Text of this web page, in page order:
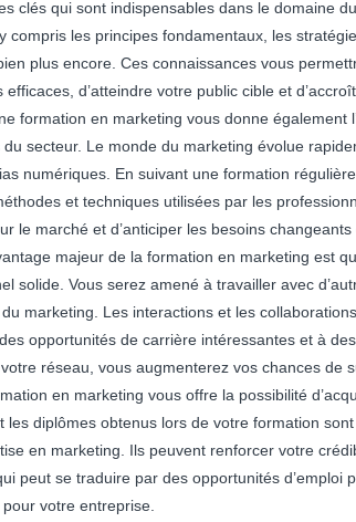
clés qui sont indispensables dans le domaine
compris les principes fondamentaux, les
plus encore. Ces connaissances vous
efficaces, d’atteindre votre public cible et
formation en marketing vous donne également
du secteur. Le monde du marketing évolue
numériques. En suivant une formation
et techniques utilisées par les
le marché et d’anticiper les besoins changeants
majeur de la formation en marketing est
solide. Vous serez amené à travailler avec
marketing. Les interactions et les
opportunités de carrière intéressantes et à
réseau, vous augmenterez vos chances de
en marketing vous offre la possibilité
les diplômes obtenus lors de votre formation
en marketing. Ils peuvent renforcer votre
peut se traduire par des opportunités
votre entreprise.